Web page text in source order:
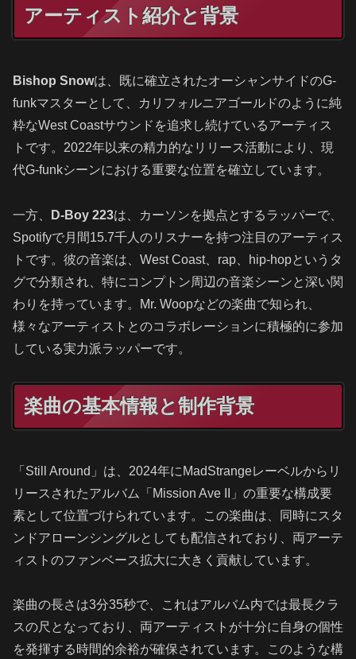
アーティスト紹介と背景
Bishop Snowは、既に確立されたオーシャンサイドのG-
funkマスターとして、カリフォルニアゴールドのように純
粋なWest Coastサウンドを追求し続けているアーティス
トです。2022年以来の精力的なリリース活動により、現
代G-funkシーンにおける重要な位置を確立しています。
一方、 D-Boy 223は、カーソンを拠点とするラッパーで、
Spotifyで月間15.7千人のリスナーを持つ注目のアーティス
トです。彼の音楽は、West Coast、rap、hip-hopというタ
グで分類され、特にコンプトン周辺の音楽シーンと深い関
わりを持っています。Mr. Woopなどの楽曲で知られ、
様々なアーティストとのコラボレーションに積極的に参加
している実力派ラッパーです。
楽曲の基本情報と制作背景
「Still Around」は、2024年にMadStrangeレーベルからリ
リースされたアルバム「Mission Ave II」の重要な構成要
素として位置づけられています。この楽曲は、同時にスタ
ンドアローンシングルとしても配信されており、両アーテ
ィストのファンベース拡大に大きく貢献しています。
楽曲の長さは3分35秒で、これはアルバム内では最長クラ
スの尺となっており、両アーティストが十分に自身の個性
を発揮する時間的余裕が確保されています。このような構